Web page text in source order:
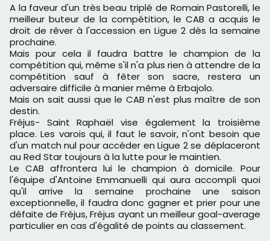
A la faveur d'un très beau triplé de Romain Pastorelli, le
meilleur buteur de la compétition, le CAB a acquis le
droit de rêver à l'accession en Ligue 2 dès la semaine
prochaine.
Mais pour cela il faudra battre le champion de la
compétition qui, même s'il n'a plus rien à attendre de la
compétition sauf à fêter son sacre, restera un
adversaire difficile à manier même à Erbajolo.
Mais on sait aussi que le CAB n'est plus maître de son
destin.
Fréjus- Saint Raphaël vise également la troisième
place. Les varois qui, il faut le savoir, n'ont besoin que
d'un match nul pour accéder en Ligue 2 se déplaceront
au Red Star toujours à la lutte pour le maintien.
Le CAB affrontera lui le champion à domicile. Pour
l'équipe d'Antoine Emmanuelli qui aura accompli quoi
qu'il arrive la semaine prochaine une saison
exceptionnelle, il faudra donc gagner et prier pour une
défaite de Fréjus, Fréjus ayant un meilleur goal-average
particulier en cas d'égalité de points au classement.